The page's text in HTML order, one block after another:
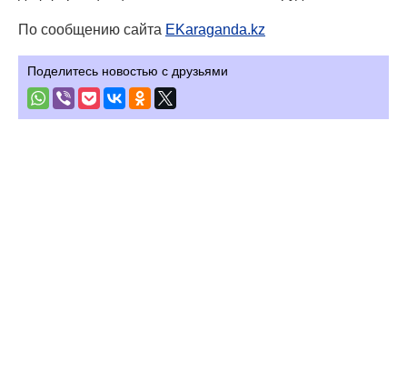
По сообщению сайта EKaraganda.kz
Поделитесь новостью с друзьями